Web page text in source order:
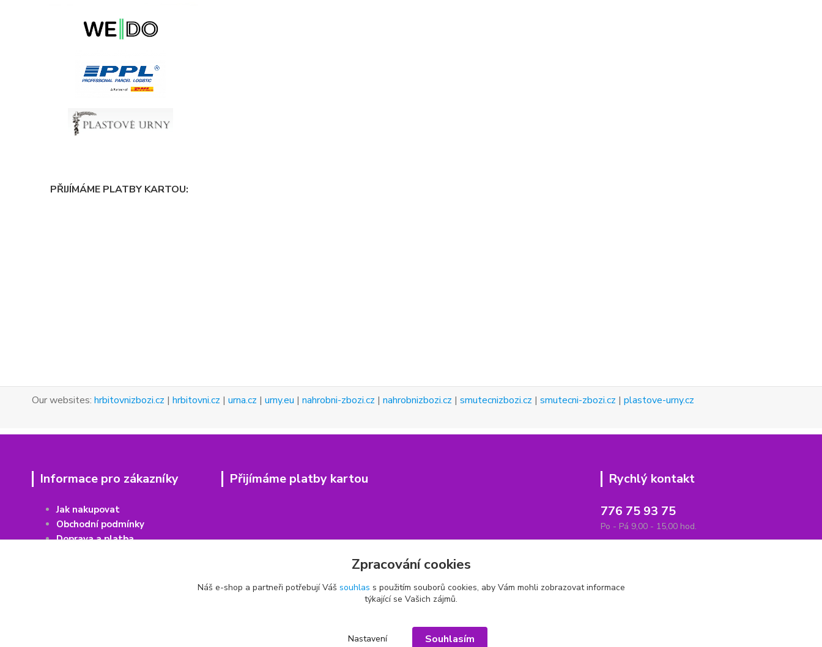
PŘIJÍMÁME PLATBY KARTOU:
Our websites: hrbitovnizbozi.cz | hrbitovni.cz | urna.cz | urny.eu | nahrobni-zbozi.cz | nahrobnizbozi.cz | smutecnizbozi.cz | smutecni-zbozi.cz | plastove-urny.cz
Informace pro zákazníky
Jak nakupovat
Obchodní podmínky
Doprava a platba
Přijímáme platby kartou
Rychlý kontakt
776 75 93 75
Po - Pá 9,00 - 15,00 hod.
Zpracování cookies
Náš e-shop a partneři potřebují Váš souhlas s použitím souborů cookies, aby Vám mohli zobrazovat informace
týkající se Vašich zájmů.
Nastavení Souhlasím